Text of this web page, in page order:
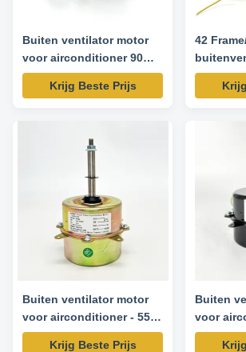
Buiten ventilator motor
voor airconditioner 90W
1200RPM 220V 50Hz
Krijg Beste Prijs
42
65 W
50/60 Hz
Buiten ventilator motor
voor airconditioner - 55W
220/230V 50/60HZ
Krijg Beste Prijs
Buiten
voor